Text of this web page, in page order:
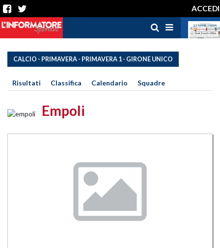
ACCEDI
CALCIO - PRIMAVERA - PRIMAVERA 1 - GIRONE UNICO
Risultati Classifica Calendario Squadre
Empoli